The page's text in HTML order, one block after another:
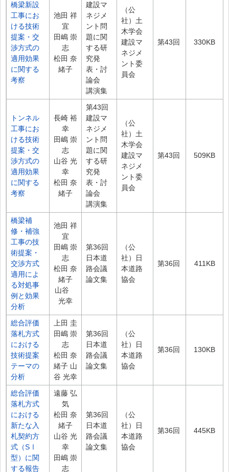
橋梁新設
工事にお
ける技術
提案・交
渉方式の
適用効果
に関する
考察
池田 祥
宜
田嶋 崇
志
松田 奈
緒子
建設マ
ネジメ
ント問
題に関
する研
究発
表・討
論会
講演集
（公
社）土
木学会
建設マ
ネジメ
ント委
員会
第43回 330KB
トンネル
工事にお
ける技術
提案・交
渉方式の
適用効果
に関する
考察
長崎 裕
幸
田嶋 崇
志
山谷 光
幸
松田 奈
緒子
第43回
建設マ
ネジメ
ント問
題に関
する研
究発
表・討
論会
講演集
（公
社）土
木学会
建設マ
ネジメ
ント委
員会
第43回 509KB
橋梁補
修・補強
工事の技
術提案・
交渉方式
適用によ
る対処事
例と効果
分析
池田 祥
宜
田嶋 崇
志
松田 奈
緒子
山谷
光幸
第36回
日本道
路会議
論文集
（公
社）日
本道路
協会
第36回 411KB
総合評価
落札方式
における
技術提案
テーマの
分析
上田 圭
田嶋 崇
志
松田 奈
緒子 山
谷 光幸
第36回
日本道
路会議
論文集
（公
社）日
本道路
協会
第36回 130KB
総合評価
落札方式
における
新たな入
札契約方
式（SⅠ
型）に関
する報告
遠藤 弘
気
松田 奈
緒子
山谷 光
幸
田嶋 崇
志
第36回
日本道
路会議
論文集
（公
社）日
本道路
協会
第36回 445KB